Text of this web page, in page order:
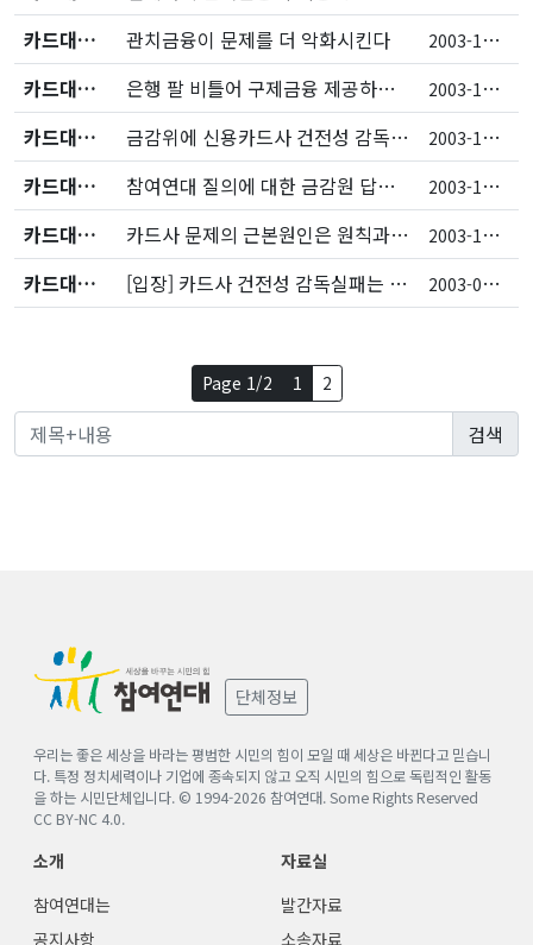
카드대란/저축은행
관치금융이 문제를 더 악화시킨다 2
003-11-24
카드대란/저축은행
은행 팔 비틀어 구제금융 제공하는 관치금융 안된다 2
003-11-20
카드대란/저축은행
금감위에 신용카드사 건전성 감독 개선방안 공론화 요청 2
003-10-21
카드대란/저축은행
참여연대 질의에 대한 금감원 답변자료 2
003-10-09
카드대란/저축은행
카드사 문제의 근본원인은 원칙과 일관성을 상실한 감독정책 2
003-10-06
카드대란/저축은행
[입장] 카드사 건전성 감독실패는 당연한 귀결이다 2
003-05-29
Page 1/2 1 2
단체정보
우리는 좋은 세상을 바라는 평범한 시민의 힘이 모일 때 세상은 바뀐다고 믿습니
다. 특정 정치세력이나 기업에 종속되지 않고 오직 시민의 힘으로 독립적인 활동
을 하는 시민단체입니다. © 1994-2026 참여연대. Some Rights Reserved
CC BY-NC 4.0.
소개
참여연대는
공지사항
자료실
발간자료
소송자료